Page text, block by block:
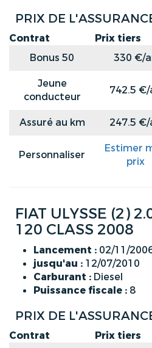
PRIX DE
Contrat Prix tiers
Bonus 50
330 €/
Jeune
conducteur
742.5 €/
Assuré au km 247.5 €/
Personnaliser
Estimer
prix
FIAT ULYSSE (2)
120 CLASS 2008
Lancement : 02/11/
jusqu'au : 12/07/2010
Carburant : Diesel
Puissance fiscale : 8
PRIX DE
Contrat Prix tiers